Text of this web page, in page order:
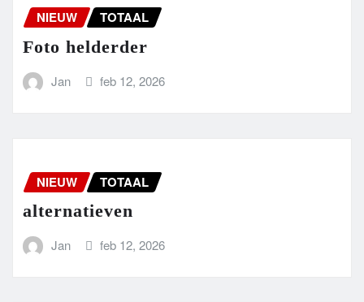
NIEUW TOTAAL
Foto helderder
Jan feb 12, 2026
NIEUW TOTAAL
alternatieven
Jan feb 12, 2026